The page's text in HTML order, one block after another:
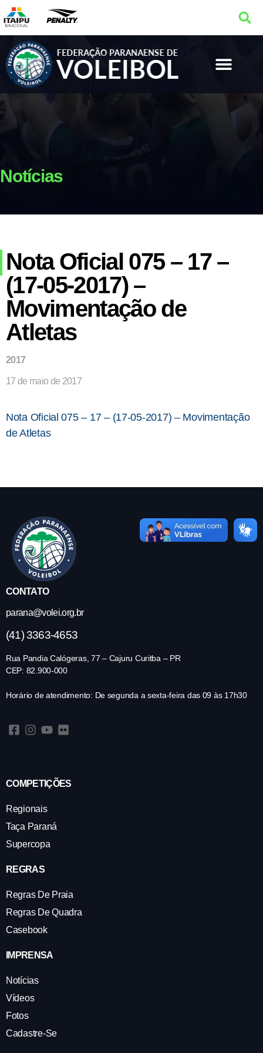
Notícias
Nota Oficial 075 – 17 –
(17-05-2017) –
Movimentação de
Atletas
2017
17 de maio de 2017
Nota Oficial 075 – 17 – (17-05-2017) – Movimentação
de Atletas
CONTATO
parana@volei.org.br
(41) 3363-4653
Rua Pandia Calógeras, 77 – Cajuru Curitba – PR
CEP: 82.900-000
Horário de atendimento: De segunda a sexta-feira das 09 às 17h30
COMPETIÇÕES
Regionais
Taça Paraná
Supercopa
REGRAS
Regras De Praia
Regras De Quadra
Casebook
IMPRENSA
Notícias
Vídeos
Fotos
Cadastre-Se